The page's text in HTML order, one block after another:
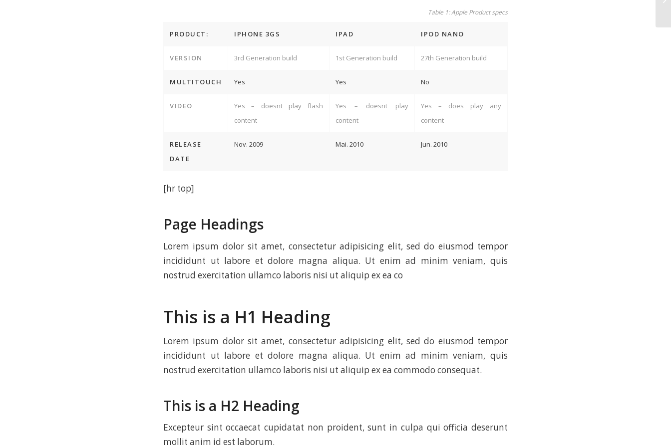
Table 1: Apple Product specs
PRODUCT: IPHONE 3GS IPAD IPOD NANO
VERSION 3rd Generation build 1st Generation build 27th Generation build
MULTITOUCH Yes Yes No
VIDEO
Yes – doesnt play flash
content
Yes – doesnt play
content
Yes – does play any
content
RELEASE
DATE
Nov. 2009 Mai. 2010 Jun. 2010
[hr top]
Page Headings
Lorem ipsum dolor sit amet, consectetur adipisicing elit, sed do eiusmod tempor
incididunt ut labore et dolore magna aliqua. Ut enim ad minim veniam, quis
nostrud exercitation ullamco laboris nisi ut aliquip ex ea co
This is a H1 Heading
Lorem ipsum dolor sit amet, consectetur adipisicing elit, sed do eiusmod tempor
incididunt ut labore et dolore magna aliqua. Ut enim ad minim veniam, quis
nostrud exercitation ullamco laboris nisi ut aliquip ex ea commodo consequat.
This is a H2 Heading
Excepteur sint occaecat cupidatat non proident, sunt in culpa qui officia deserunt
mollit anim id est laborum.